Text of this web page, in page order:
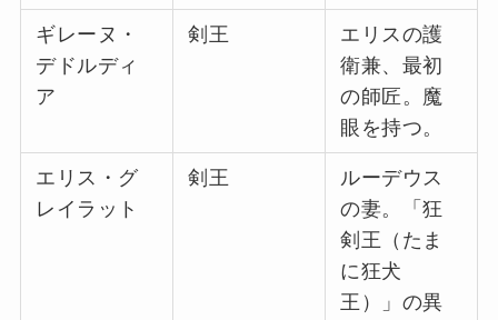
ギレーヌ・
デドルディ
ア
剣王
エリスの護
衛兼、最初
の師匠。魔
眼を持つ。
エリス・グ
レイラット
剣王
ルーデウス
の妻。「狂
剣王（たま
に狂犬
王）」の異